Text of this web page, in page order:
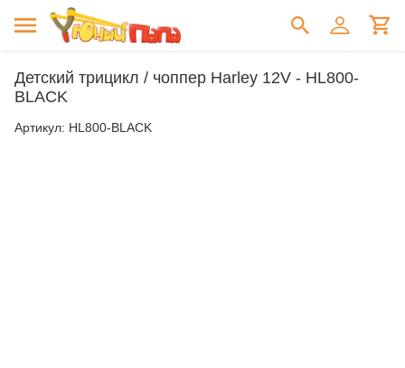
Детский трицикл / чоппер Harley 12V - HL800-
BLACK
Артикул: HL800-BLACK